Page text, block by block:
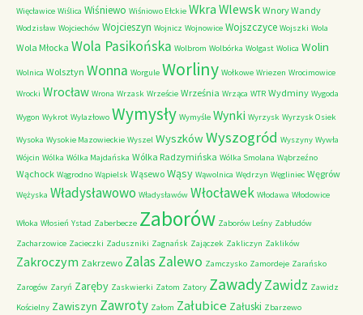
Więcławice Wiślica Wiśniewo Wiśniowo Ełckie Wkra Wlewsk Wnory Wandy
Wodzisław Wojciechów Wojcieszyn Wojnicz Wojnowice Wojszczyce Wojszki Wola
Wola Młocka Wola Pasikońska Wolbrom Wolbórka Wolgast Wolica Wolin
Wolnica Wolsztyn Wonna Worgule Worliny Wołkowe Wriezen Wrocimowice
Wrocki Wrocław Wrona Wrzask Wrzeście Września Wrząca WTR Wydminy Wygoda
Wygon Wykrot Wylazłowo Wymysły Wymyśle Wynki Wyrzysk Wyrzysk Osiek
Wysoka Wysokie Mazowieckie Wyszel WyszkówWyszogród Wyszyny Wywła
Wójcin Wólka Wólka Majdańska Wólka Radzymińska Wólka Smolana Wąbrzeźno
Wąchock Wągrodno Wąpielsk Wąsewo Wąsy Wąwolnica Wędrzyn Węgliniec Węgrów
Wężyska Władysławowo Władysławów Włocławek Włodawa Włodowice
Włoka Włosień Ystad Zaberbecze Zaborów Zaborów Leśny Zabłudów
Zacharzowice Zacieczki Zaduszniki Zagnańsk Zajączek Zakliczyn Zaklików
Zakroczym Zakrzewo ZalasZalewo Zamczysko Zamordeje Zarańsko
Zarogów Zaryń Zaręby Zaskwierki Zatom Zatory ZawadyZawidz Zawidz
Kościelny Zawiszyn Zawroty Załom Załubice Załuski Zbarzewo